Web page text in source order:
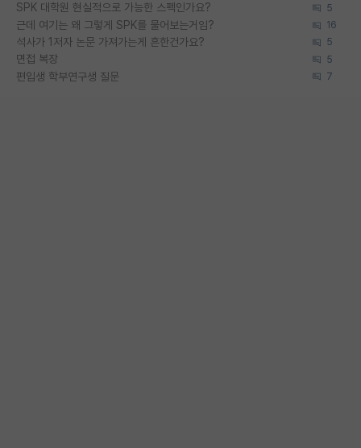
SPK 대학원 현실적으로 가능한 스펙인가요? 5
근데 여기는 왜 그렇게 SPK를 물어보는거임? 16
석사가 1저자 논문 가져가는게 흔한건가요? 5
면접 복장 5
편입생 학부연구생 질문 7